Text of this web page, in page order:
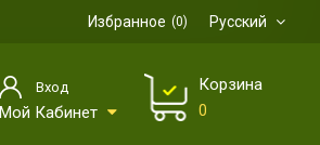
Русский
Избранное 0
Вход
Мой Кабинет
Корзина
0